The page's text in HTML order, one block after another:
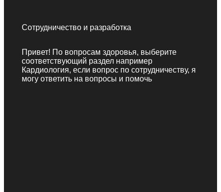
Сотрудничество и разработка
Привет! По вопросам здоровья, выберите
соответствующий раздел например
Кардиология, если вопрос по сотрудничеству, я
могу ответить на вопросы и помочь